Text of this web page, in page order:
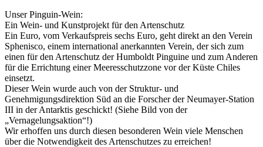
Unser Pinguin-Wein:
Ein Wein- und Kunstprojekt für den Artenschutz
Ein Euro, vom Verkaufspreis sechs Euro, geht direkt an den Verein
Sphenisco, einem international anerkannten Verein, der sich zum
einen für den Artenschutz der Humboldt Pinguine und zum Anderen
für die Errichtung einer Meeresschutzzone vor der Küste Chiles
einsetzt.
Dieser Wein wurde auch von der Struktur- und
Genehmigungsdirektion Süd an die Forscher der Neumayer-Station
III in der Antarktis geschickt! (Siehe Bild von der
„Vernagelungsaktion“!)
Wir erhoffen uns durch diesen besonderen Wein viele Menschen
über die Notwendigkeit des Artenschutzes zu erreichen!